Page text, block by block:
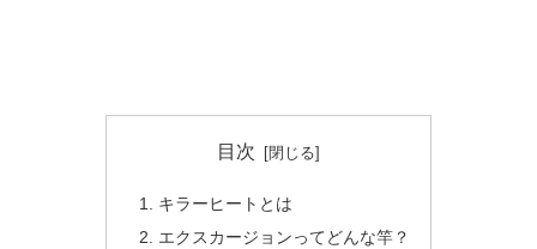
目次
キラーヒートとは
エクスカージョンってどんな竿？